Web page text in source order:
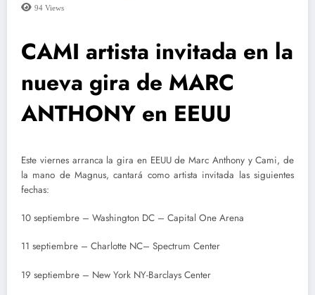
94 Views
CAMI artista invitada en la
nueva gira de MARC
ANTHONY en EEUU
Este viernes arranca la gira en EEUU de Marc Anthony y Cami, de
la mano de Magnus, cantará como artista invitada las siguientes
fechas:
10 septiembre – Washington DC – Capital One Arena
11 septiembre – Charlotte NC– Spectrum Center
19 septiembre – New York NY-Barclays Center